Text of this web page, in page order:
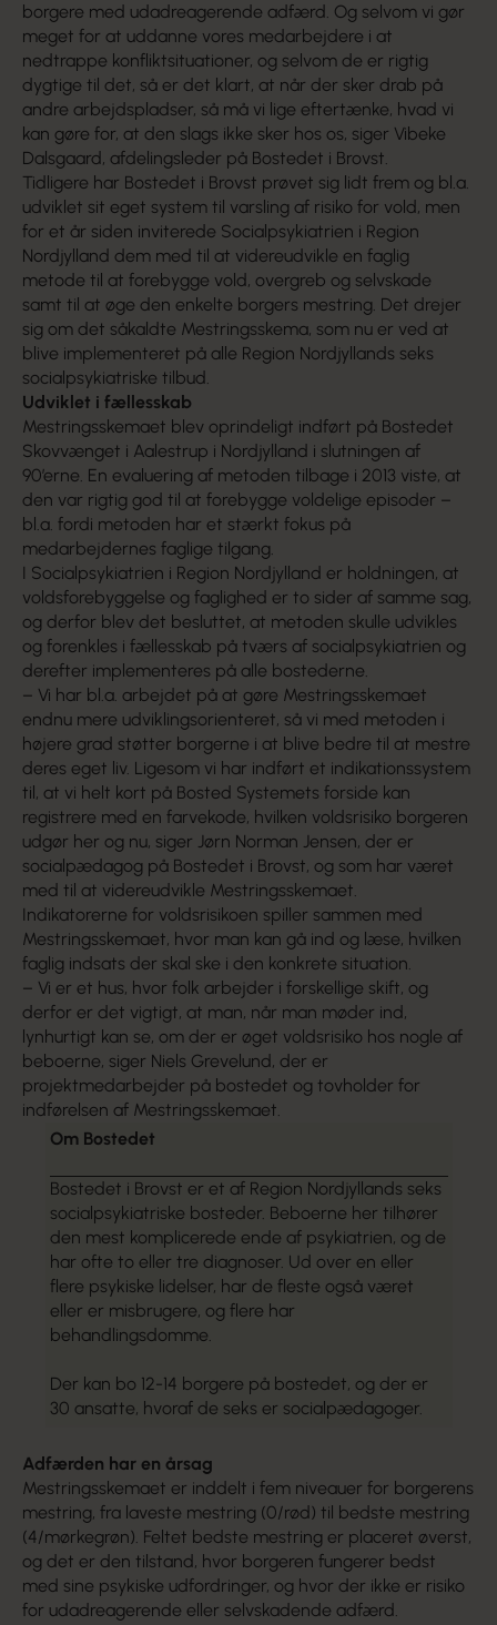
borgere med udadreagerende adfærd. Og selvom vi gør
meget for at uddanne vores medarbejdere i at
nedtrappe konfliktsituationer, og selvom de er rigtig
dygtige til det, så er det klart, at når der sker drab på
andre arbejdspladser, så må vi lige eftertænke, hvad vi
kan gøre for, at den slags ikke sker hos os, siger Vibeke
Dalsgaard, afdelingsleder på Bostedet i Brovst.
Tidligere har Bostedet i Brovst prøvet sig lidt frem og bl.a.
udviklet sit eget system til varsling af risiko for vold, men
for et år siden inviterede Socialpsykiatrien i Region
Nordjylland dem med til at videreudvikle en faglig
metode til at forebygge vold, overgreb og selvskade
samt til at øge den enkelte borgers mestring. Det drejer
sig om det såkaldte Mestringsskema, som nu er ved at
blive implementeret på alle Region Nordjyllands seks
socialpsykiatriske tilbud.
Udviklet i fællesskab
Mestringsskemaet blev oprindeligt indført på Bostedet
Skovvænget i Aalestrup i Nordjylland i slutningen af
90’erne. En evaluering af metoden tilbage i 2013 viste, at
den var rigtig god til at forebygge voldelige episoder –
bl.a. fordi metoden har et stærkt fokus på
medarbejdernes faglige tilgang.
I Socialpsykiatrien i Region Nordjylland er holdningen, at
voldsforebyggelse og faglighed er to sider af samme sag,
og derfor blev det besluttet, at metoden skulle udvikles
og forenkles i fællesskab på tværs af socialpsykiatrien og
derefter implementeres på alle bostederne.
– Vi har bl.a. arbejdet på at gøre Mestringsskemaet
endnu mere udviklingsorienteret, så vi med metoden i
højere grad støtter borgerne i at blive bedre til at mestre
deres eget liv. Ligesom vi har indført et indikationssystem
til, at vi helt kort på Bosted Systemets forside kan
registrere med en farvekode, hvilken voldsrisiko borgeren
udgør her og nu, siger Jørn Norman Jensen, der er
socialpædagog på Bostedet i Brovst, og som har været
med til at videreudvikle Mestringsskemaet.
Indikatorerne for voldsrisikoen spiller sammen med
Mestringsskemaet, hvor man kan gå ind og læse, hvilken
faglig indsats der skal ske i den konkrete situation.
– Vi er et hus, hvor folk arbejder i forskellige skift, og
derfor er det vigtigt, at man, når man møder ind,
lynhurtigt kan se, om der er øget voldsrisiko hos nogle af
beboerne, siger Niels Grevelund, der er
projektmedarbejder på bostedet og tovholder for
indførelsen af Mestringsskemaet.
Om Bostedet
Bostedet i Brovst er et af Region Nordjyllands seks
socialpsykiatriske bosteder. Beboerne her tilhører
den mest komplicerede ende af psykiatrien, og de
har ofte to eller tre diagnoser. Ud over en eller
flere psykiske lidelser, har de fleste også været
eller er misbrugere, og flere har
behandlingsdomme.
Der kan bo 12-14 borgere på bostedet, og der er
30 ansatte, hvoraf de seks er socialpædagoger.
Adfærden har en årsag
Mestringsskemaet er inddelt i fem niveauer for borgerens
mestring, fra laveste mestring (0/rød) til bedste mestring
(4/mørkegrøn). Feltet bedste mestring er placeret øverst,
og det er den tilstand, hvor borgeren fungerer bedst
med sine psykiske udfordringer, og hvor der ikke er risiko
for udadreagerende eller selvskadende adfærd.